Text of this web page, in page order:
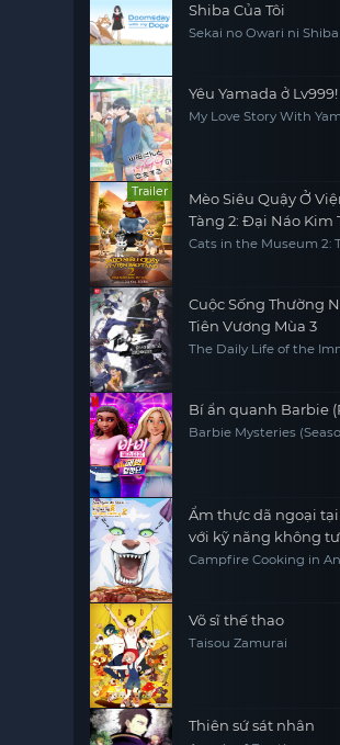
Shiba Của Tôi
Sekai no Owari ni
Yêu Yamada ở Lv999!
My Love Story With
Trailer
Mèo Siêu Quậy Ở
Tàng 2: Đại Náo Kim
Cats in the Museum 2:
Cuộc Sống Thường
Tiên Vương Mùa 3
The Daily Life of the
Bí ẩn quanh Barbie
Barbie Mysteries
Ẩm thực dã ngoại
với kỹ năng không
(Phần 2)
Campfire Cooking in
Võ sĩ thế thao
Taisou Zamurai
Thiên sứ sát nhân